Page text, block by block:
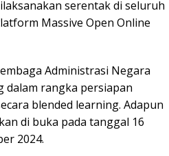
serentak di seluruh
Massive Open Online
Administrasi Negara
dalam rangka persiapan
blended learning. Adapun
di buka pada tanggal 16
2024.